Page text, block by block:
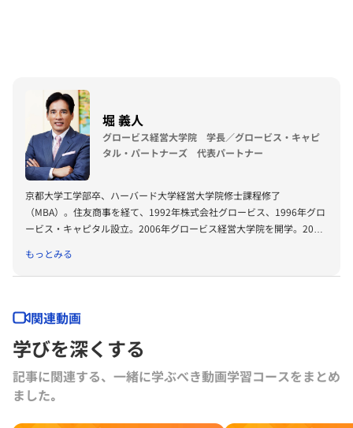
堀 義人
グロービス経営大学院 学長／グロービス・キャピ
タル・パートナーズ 代表パートナー
京都大学工学部卒、ハーバード大学経営大学院修士課程修了
（MBA）。住友商事を経て、1992年株式会社グロービス、1996年グロ
ービス・キャピタル設立。2006年グロービス経営大学院を開学。2008
を立ち上げる。2016年に茨城ロボッツ、2019年に茨城放送オーナー就
任。2022年にLuckyFesを立ち上げ、現在総合プロデューサーを務め
社 社外取締役。
もっとみる
関連動画
学びを深くする
記事に関連する、一緒に学ぶべき動画学習コースをまとめ
ました｡